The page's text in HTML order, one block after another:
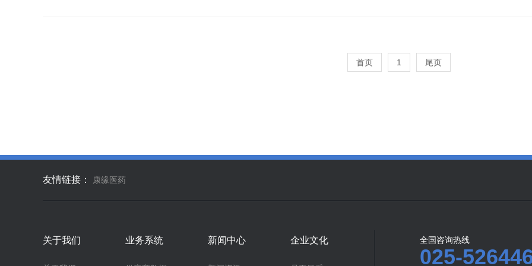
首页 1 尾页
友情链接： 康缘医药
关于我们 业务系统 新闻中心 企业文化 全国咨询热线
025-